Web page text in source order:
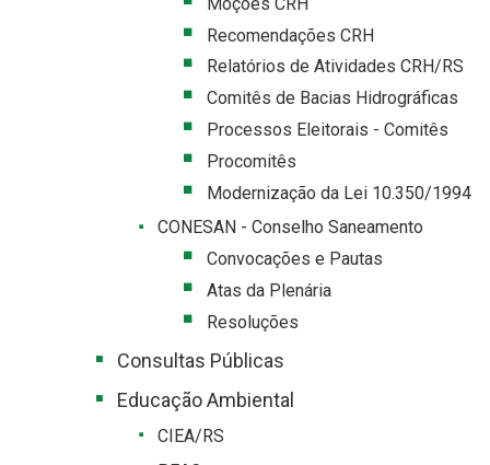
Recomendações CRH
Relatórios de Atividades CRH/RS
Comitês de Bacias Hidrográficas
Processos Eleitorais - Comitês
Procomitês
Modernização da Lei 10.350/1994
CONESAN - Conselho Saneamento
Convocações e Pautas
Atas da Plenária
Resoluções
Consultas Públicas
Educação Ambiental
CIEA/RS